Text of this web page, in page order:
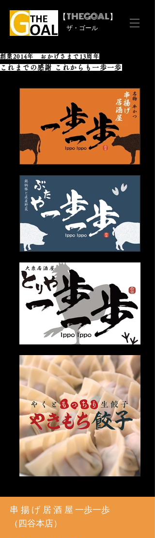
【THEGOAL】
ザ・ゴール
創業2014年 おかげさま で13周年
​これまでの感謝 これからも一歩一歩
串揚げ居酒屋​一歩一歩
​（四谷本店）